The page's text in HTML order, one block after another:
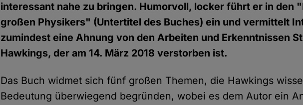
interessant nahe zu bringen. Humorvoll, locker führt er in den
großen Physikers" (Untertitel des Buches) ein und vermittelt
zumindest eine Ahnung von den Arbeiten und Erkenntnissen
Hawkings, der am 14. März 2018 verstorben ist.
Das Buch widmet sich fünf großen Themen, die Hawkings
Bedeutung überwiegend begründen, wobei es dem Autor ein